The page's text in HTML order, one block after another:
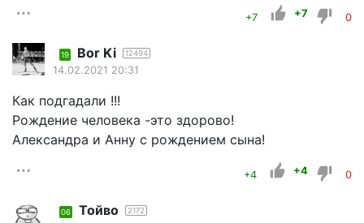
+7 +7 0
19 Bor Ki 12494
14.02.2021 20:31
Как подгадали !!!
Рождение человека -это здорово!
Александра и Анну с рождением сына!
+4 +4 0
06 Тойво 2172